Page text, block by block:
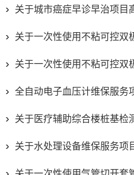
关于水处理设备维保服务项